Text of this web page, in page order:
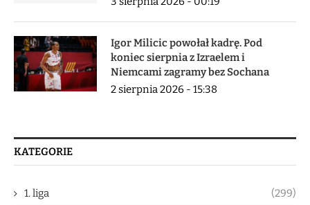
Igor Milicic powołał kadrę. Pod
koniec sierpnia z Izraelem i
Niemcami zagramy bez Sochana
2 sierpnia 2026 - 15:38
KATEGORIE
1. liga (299)